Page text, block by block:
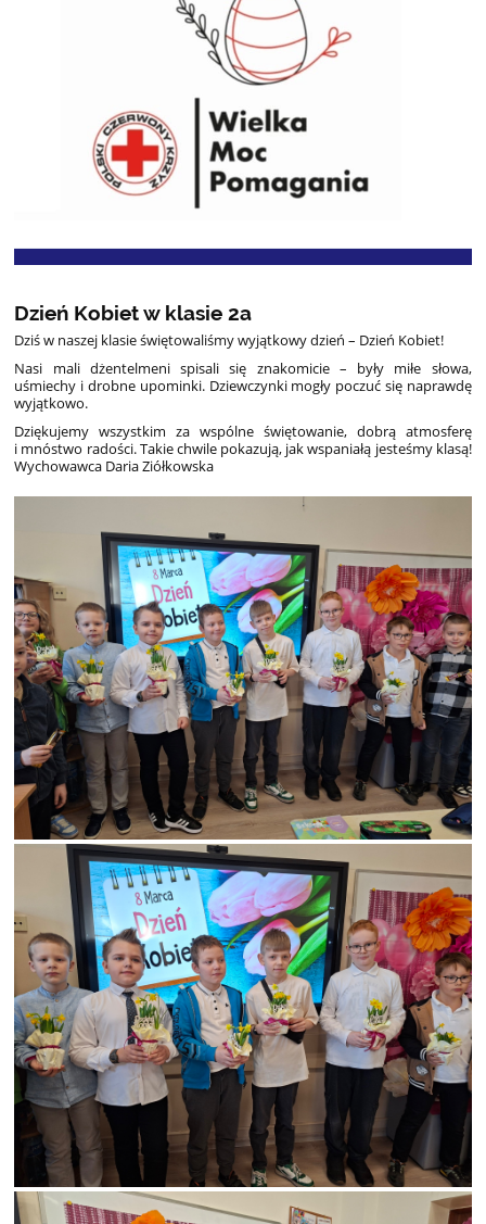
Dzień Kobiet w klasie 2a
Dziś w naszej klasie świętowaliśmy wyjątkowy dzień – Dzień Kobiet!
Nasi mali dżentelmeni spisali się znakomicie – były miłe słowa,
uśmiechy i drobne upominki. Dziewczynki mogły poczuć się naprawdę
wyjątkowo.
Dziękujemy wszystkim za wspólne świętowanie, dobrą atmosferę
i mnóstwo radości. Takie chwile pokazują, jak wspaniałą jesteśmy klasą!
️Wychowawca Daria Ziółkowska